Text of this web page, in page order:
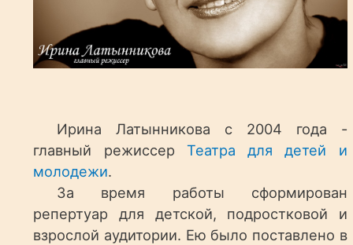
Ирина Латынникова с 2004 года -
главный режиссер Театра для детей и
молодежи.
За время работы сформирован
репертуар для детской, подростковой и
взрослой аудитории. Ею было поставлено в